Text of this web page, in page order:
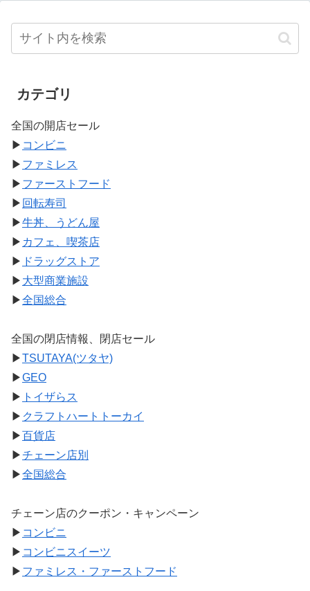
カテゴリ
全国の開店セール
▶ コンビニ
▶ ファミレス
▶ ファーストフード
▶ 回転寿司
▶牛丼、うどん屋
▶ カフェ、喫茶店
▶ ドラッグストア
▶ 大型商業施設
▶全国総合
全国の閉店情報、閉店セール
▶TSUTAYA(ツタヤ)
▶GEO
▶ トイザらス
▶ クラフトハートトーカイ
▶百貨店
▶チェーン店別
▶全国総合
チェーン店のクーポン・キャンペーン
▶ コンビニ
▶ コンビニスイーツ
▶ ファミレス・ファーストフード